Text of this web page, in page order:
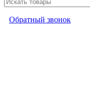
Обратный звонок